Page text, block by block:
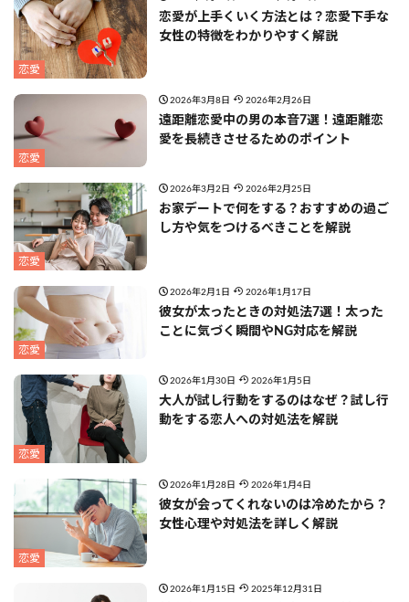
恋愛
恋愛が上手くいく方法とは？恋愛下手な
女性の特徴をわかりやすく解説
恋愛
2026年3月8日 2026年2月26日
遠距離恋愛中の男の本音7選！遠距離恋
愛を長続きさせるためのポイント
恋愛
2026年3月2日 2026年2月25日
お家デートで何をする？おすすめの過ご
し方や気をつけるべきことを解説
恋愛
2026年2月1日 2026年1月17日
彼女が太ったときの対処法7選！太った
ことに気づく瞬間やNG対応を解説
恋愛
2026年1月30日 2026年1月5日
大人が試し行動をするのはなぜ？試し行
動をする恋人への対処法を解説
恋愛
2026年1月28日 2026年1月4日
彼女が会ってくれないのは冷めたから？
女性心理や対処法を詳しく解説
2026年1月15日 2025年12月31日